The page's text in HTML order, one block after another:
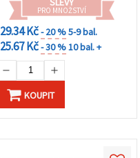
PRO MNOŽSTVÍ
29.34 Kč- 20 %5-9 bal.
25.67 Kč- 30 %10 bal. +
KOUPIT